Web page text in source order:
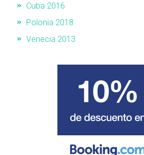
Cuba 2016
Polonia 2018
Venecia 2013